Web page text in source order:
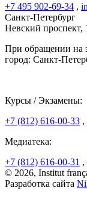
+7 495 902-69-34 ,
Санкт-Петербург
Невский проспект,
При обращении на
город: Санкт-
Курсы / Экзамены:
+7 (812) 616-00-33 ,
Медиатека:
+7 (812) 616-00-31 ,
© 2026, Institut
Разработка сайта